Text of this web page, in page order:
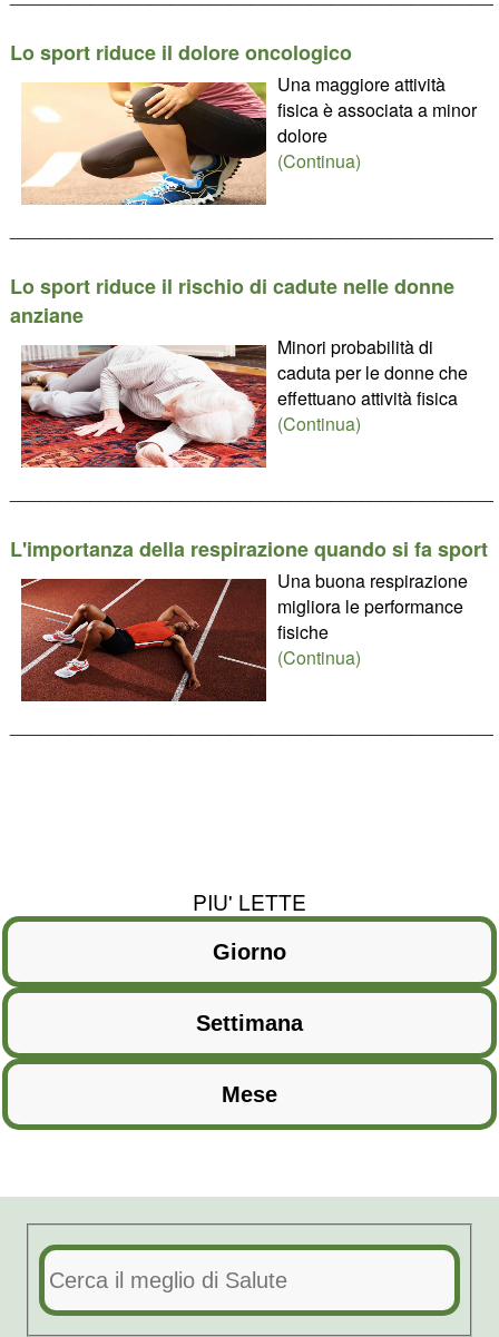
Lo sport riduce il dolore oncologico
Una maggiore attività
fisica è associata a minor
dolore
(Continua)
Lo sport riduce il rischio di cadute nelle donne
anziane
Minori probabilità di
caduta per le donne che
effettuano attività fisica
(Continua)
L'importanza della respirazione quando si fa sport
Una buona respirazione
migliora le performance
fisiche
(Continua)
PIU' LETTE